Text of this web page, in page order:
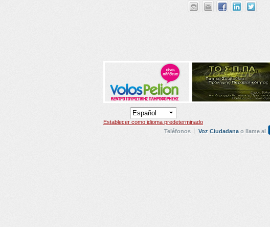
Establecer como idioma predeterminado
Teléfonos
Voz Ciudadana o llame al